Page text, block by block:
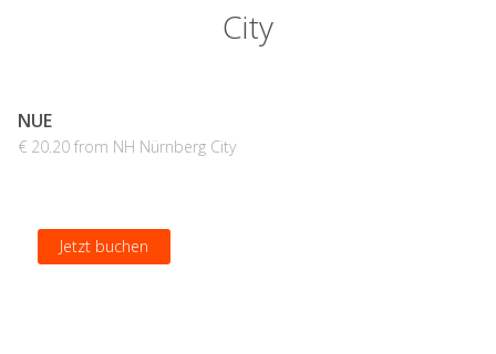
City
NUE
€ 20.20 from NH Nürnberg City
Jetzt buchen